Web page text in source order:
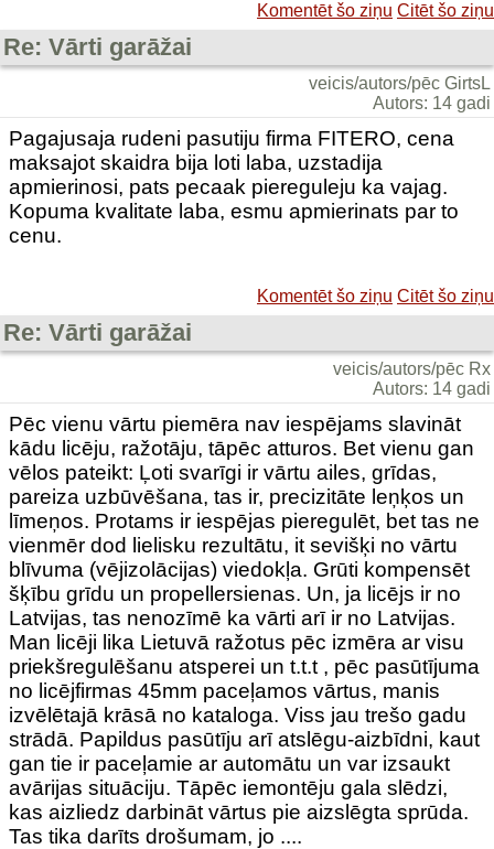
Komentēt šo ziņu Citēt šo ziņu
Re: Vārti garāžai
veicis/autors/pēc GirtsL
Autors: 14 gadi
Pagajusaja rudeni pasutiju firma FITERO, cena
maksajot skaidra bija loti laba, uzstadija
apmierinosi, pats pecaak piereguleju ka vajag.
Kopuma kvalitate laba, esmu apmierinats par to
cenu.
Komentēt šo ziņu Citēt šo ziņu
Re: Vārti garāžai
veicis/autors/pēc Rx
Autors: 14 gadi
Pēc vienu vārtu piemēra nav iespējams slavināt
kādu licēju, ražotāju, tāpēc atturos. Bet vienu gan
vēlos pateikt: Ļoti svarīgi ir vārtu ailes, grīdas,
pareiza uzbūvēšana, tas ir, precizitāte leņķos un
līmeņos. Protams ir iespējas pieregulēt, bet tas ne
vienmēr dod lielisku rezultātu, it sevišķi no vārtu
blīvuma (vējizolācijas) viedokļa. Grūti kompensēt
šķību grīdu un propellersienas. Un, ja licējs ir no
Latvijas, tas nenozīmē ka vārti arī ir no Latvijas.
Man licēji lika Lietuvā ražotus pēc izmēra ar visu
priekšregulēšanu atsperei un t.t.t , pēc pasūtījuma
no licējfirmas 45mm paceļamos vārtus, manis
izvēlētajā krāsā no kataloga. Viss jau trešo gadu
strādā. Papildus pasūtīju arī atslēgu-aizbīdni, kaut
gan tie ir paceļamie ar automātu un var izsaukt
avārijas situāciju. Tāpēc iemontēju gala slēdzi,
kas aizliedz darbināt vārtus pie aizslēgta sprūda.
Tas tika darīts drošumam, jo ....